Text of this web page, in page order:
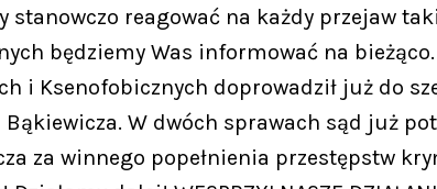
stanowczo reagować na każdy przejaw
będziemy Was informować na
i Ksenofobicznych doprowadził już do
W dwóch sprawach sąd już
za winnego popełnienia przestępstw